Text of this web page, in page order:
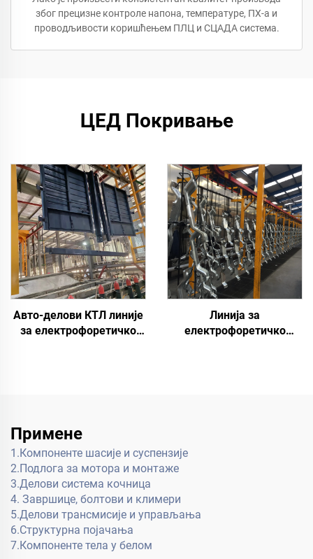
због прецизне контроле напона, температуре, ПХ-а и
проводљивости коришћењем ПЛЦ и СЦАДА система.
ЦЕД Покривање
Авто-делови КТЛ линије
за електрофоретичко
Линија за
електрофоретичко
Примене
1.Компоненте шасије и суспензије
2.Подлога за мотора и монтаже
3.Делови система кочница
4. Завршице, болтови и климери
5.Делови трансмисије и управљања
6.Структурна појачања
7.Компоненте тела у белом